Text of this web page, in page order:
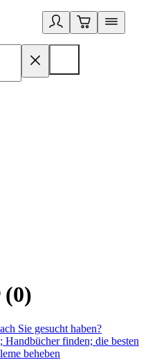
(0)
Sie gesucht haben?
finden; die besten
beheben